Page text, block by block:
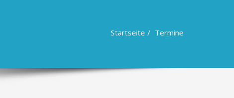
Startseite Termine